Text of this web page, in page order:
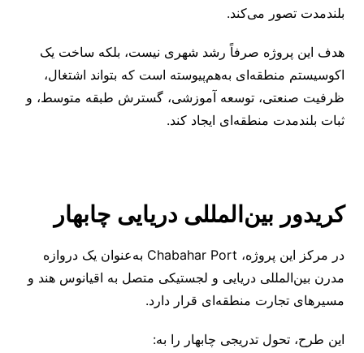
بلندمدت تصور می‌کند.
هدف این پروژه صرفاً رشد شهری نیست، بلکه ساخت یک
اکوسیستم منطقه‌ای به‌هم‌پیوسته است که بتواند اشتغال،
ظرفیت صنعتی، توسعه آموزشی، گسترش طبقه متوسط، و
ثبات بلندمدت منطقه‌ای ایجاد کند.
کریدور بین‌المللی دریایی چابهار
در مرکز این پروژه، Chabahar Port به‌عنوان یک دروازه
مدرن بین‌المللی دریایی و لجستیکی متصل به اقیانوس هند و
مسیرهای تجارت منطقه‌ای قرار دارد.
این طرح، تحول تدریجی چابهار را به: